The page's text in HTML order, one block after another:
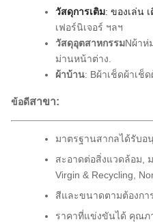
วัสดุการเติม: ของเล่น
เฟอร์นิเจอร์ ฯลฯ
วัสดุอุตสาหกรรมNผ้าห่
ม่านหน้าต่าง
ผ้าบ้าน: Bผ้าเช็ดผ้าเช็
ข้อดีสาขา:
มาตรฐานสากลได้รับอ
สะอาดต่อสิ่งแวดล้อม,
Virgin & Recycling,
สีและขนาดตามต้องกา
ราคาที่แข่งขันได้ คุณภ